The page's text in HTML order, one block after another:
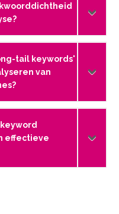
tail keywords'
van
effectieve